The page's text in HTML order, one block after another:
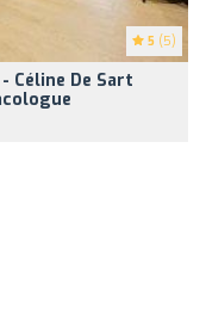
5 (5)
Céline De Sart